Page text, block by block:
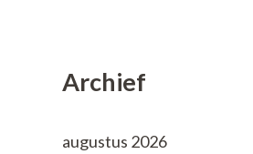
Archief
augustus 2026